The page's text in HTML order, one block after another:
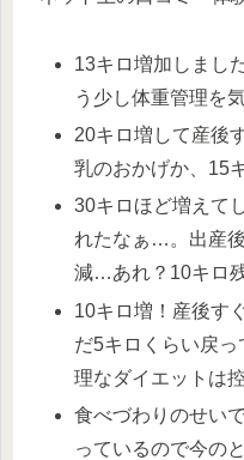
13キロ増加しまし
う少し体重管理を
20キロ増して産後
乳のおかげか、15
30キロほど増えて
れたなぁ…。出産
減…あれ？10キロ
10キロ増！産後す
だ5キロくらい戻
理なダイエットは
食べづわりのせい
っているので今の